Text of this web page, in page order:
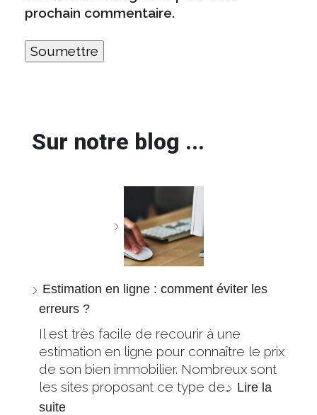
prochain commentaire.
Sur notre blog ...
Estimation en ligne : comment éviter les
erreurs ?
Il est très facile de recourir à une
estimation en ligne pour connaître le prix
de son bien immobilier. Nombreux sont
les sites proposant ce type de… Lire la
suite